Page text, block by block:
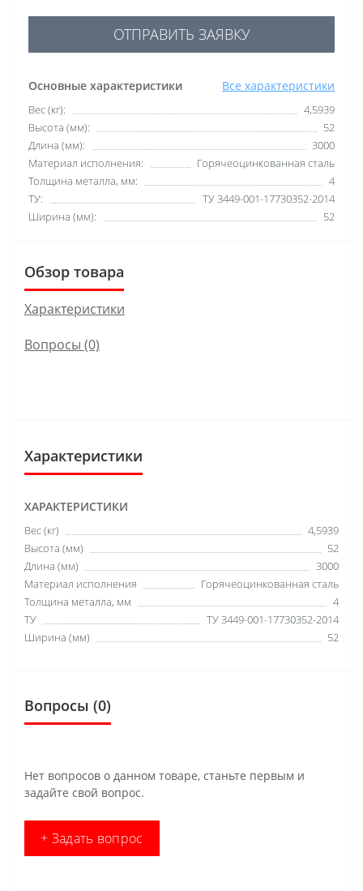
Основные характеристики Все характеристики
Вес (кг):
4,5939
Высота (мм):
52
Длина (мм):
3000
Материал исполнения:
Горячеоцинкованная сталь
Толщина металла, мм:
4
ТУ:
ТУ 3449-001-17730352-2014
Ширина (мм):
52
ОТПРАВИТЬ ЗАЯВКУ
Обзор товара
Характеристики
Вопросы (0)
Характеристики
ХАРАКТЕРИСТИКИ
Вес (кг)
4,5939
Высота (мм)
52
Длина (мм)
3000
Материал исполнения
Горячеоцинкованная сталь
Толщина металла, мм
4
ТУ
ТУ 3449-001-17730352-2014
Ширина (мм)
52
Вопросы (0)
Нет вопросов о данном товаре, станьте первым и
задайте свой вопрос.
+ Задать вопрос